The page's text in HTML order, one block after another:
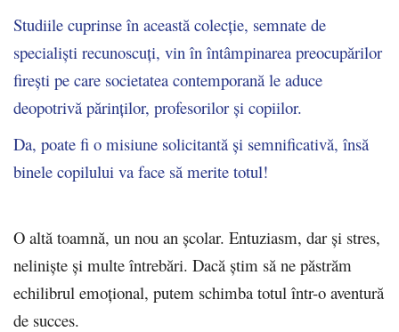
Studiile cuprinse în această colecție, semnate de
specialiști recunoscuți, vin în întâmpinarea preocupărilor
firești pe care societatea contemporană le aduce
deopotrivă părinților, profesorilor și copiilor.
Da, poate fi o misiune solicitantă și semnificativă, însă
binele copilului va face să merite totul!
O altă toamnă, un nou an școlar. Entuziasm, dar și stres,
neliniște și multe întrebări. Dacă știm să ne păstrăm
echilibrul emoțional, putem schimba totul într-o aventură
de succes.